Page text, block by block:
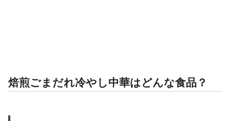
焙煎ごまだれ冷やし中華はどんな食品？